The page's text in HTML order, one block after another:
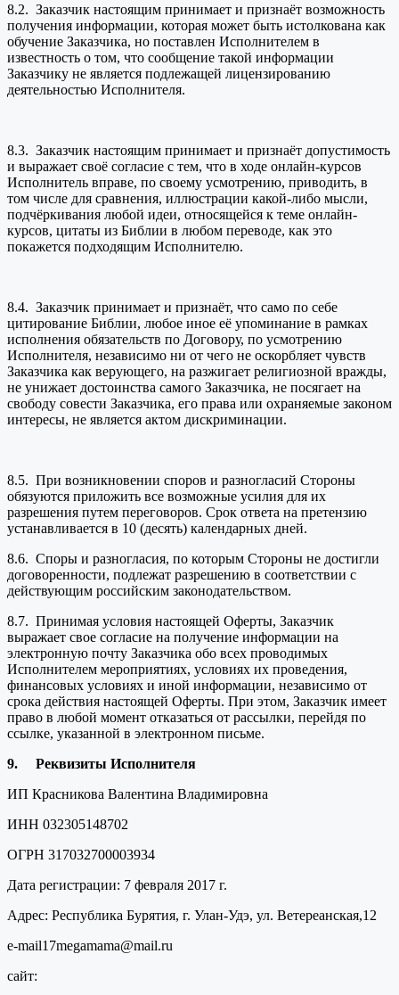
8.2. Заказчик настоящим принимает и признаёт возможность
получения информации, которая может быть истолкована как
обучение Заказчика, но поставлен Исполнителем в
известность о том, что сообщение такой информации
Заказчику не является подлежащей лицензированию
деятельностью Исполнителя.
8.3. Заказчик настоящим принимает и признаёт допустимость
и выражает своё согласие с тем, что в ходе онлайн-курсов
Исполнитель вправе, по своему усмотрению, приводить, в
том числе для сравнения, иллюстрации какой-либо мысли,
подчёркивания любой идеи, относящейся к теме онлайн-
курсов, цитаты из Библии в любом переводе, как это
покажется подходящим Исполнителю.
8.4. Заказчик принимает и признаёт, что само по себе
цитирование Библии, любое иное её упоминание в рамках
исполнения обязательств по Договору, по усмотрению
Исполнителя, независимо ни от чего не оскорбляет чувств
Заказчика как верующего, на разжигает религиозной вражды,
не унижает достоинства самого Заказчика, не посягает на
свободу совести Заказчика, его права или охраняемые законом
интересы, не является актом дискриминации.
8.5. При возникновении споров и разногласий Стороны
обязуются приложить все возможные усилия для их
разрешения путем переговоров. Срок ответа на претензию
устанавливается в 10 (десять) календарных дней.
8.6. Споры и разногласия, по которым Стороны не достигли
договоренности, подлежат разрешению в соответствии с
действующим российским законодательством.
8.7. Принимая условия настоящей Оферты, Заказчик
выражает свое согласие на получение информации на
электронную почту Заказчика обо всех проводимых
Исполнителем мероприятиях, условиях их проведения,
финансовых условиях и иной информации, независимо от
срока действия настоящей Оферты. При этом, Заказчик имеет
право в любой момент отказаться от рассылки, перейдя по
ссылке, указанной в электронном письме.
9. Реквизиты Исполнителя
ИП Красникова Валентина Владимировна
ИНН 032305148702
ОГРН 317032700003934
Дата регистрации: 7 февраля 2017 г.
Адрес: Республика Бурятия, г. Улан-Удэ, ул. Ветереанская,12
e-mail17megamama@mail.ru
сайт: